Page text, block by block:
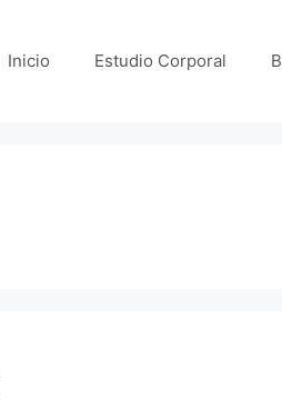
Inicio Estudio Corporal